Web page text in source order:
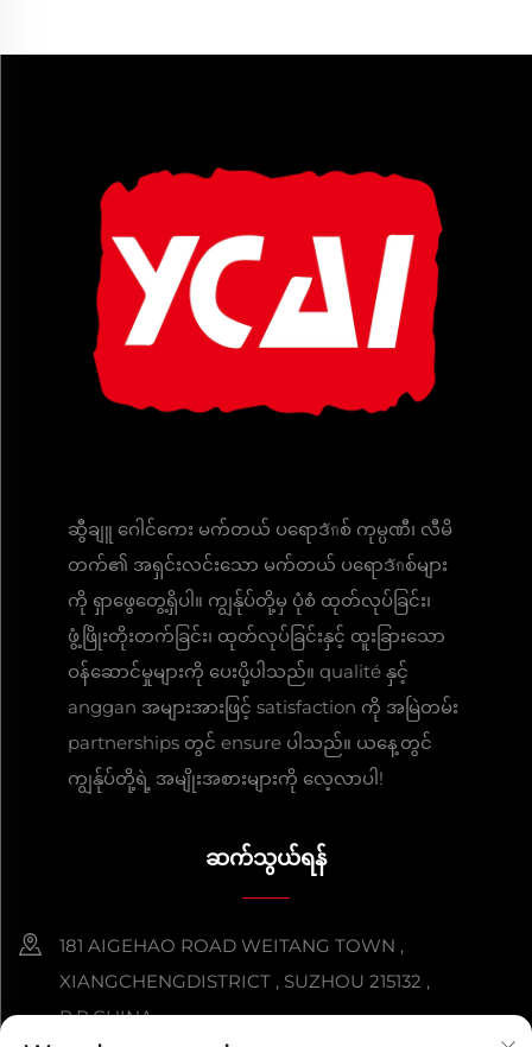
ဆွီချူ ဂေါင်ကေး မက်တယ် ပရောဒักစ် ကုမ္ပဏီ၊ လီမိ
တက်၏ အရှင်းလင်းသော မက်တယ် ပရောဒักစ်များ
ကို ရှာဖွေတွေ့ရှိပါ။ ကျွန်ုပ်တို့မှ ပုံစံ ထုတ်လုပ်ခြင်း၊
ဖွံ့ဖြိုးတိုးတက်ခြင်း၊ ထုတ်လုပ်ခြင်းနှင့် ထူးခြားသော
ဝန်ဆောင်မှုများကို ပေးပို့ပါသည်။ qualité နှင့်
anggan အများအားဖြင့် satisfaction ကို အမြဲတမ်း
partnerships တွင် ensure ပါသည်။ ယနေ့တွင်
ကျွန်ုပ်တို့ရဲ့ အမျိုးအစားများကို လေ့လာပါ!
ဆက်သွယ်ရန်
181 AIGEHAO ROAD WEITANG TOWN ,
XIANGCHENGDISTRICT , SUZHOU 215132 ,
P.R.CHINA